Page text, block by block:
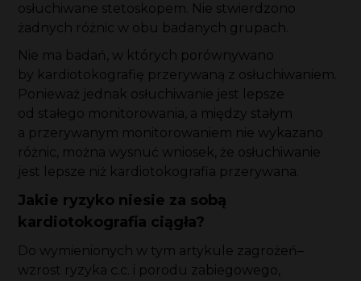
osłuchiwane stetoskopem. Nie stwierdzono
żadnych różnic w obu badanych grupach.
Nie ma badań, w których porównywano
by kardiotokografię przerywaną z osłuchiwaniem.
Ponieważ jednak osłuchiwanie jest lepsze
od stałego monitorowania, a między stałym
a przerywanym monitorowaniem nie wykazano
różnic, można wysnuć wniosek, że osłuchiwanie
jest lepsze niż kardiotokografia przerywana.
Jakie ryzyko niesie za sobą
kardiotokografia ciągła?
Do wymienionych w tym artykule zagrożeń–
wzrost ryzyka c.c. i porodu zabiegowego,